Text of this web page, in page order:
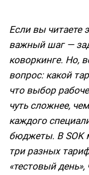
Если вы читаете
важный шаг —
коворкинге. Но,
вопрос: какой
что выбор
чуть сложнее,
каждого
бюджеты. В SOK
три разных
«тестовый